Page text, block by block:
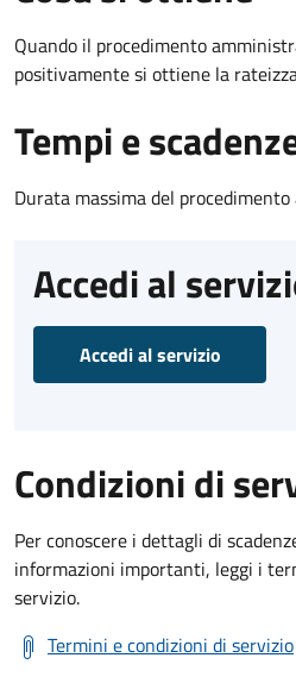
Quando il procedimento
positivamente si ottiene la
Tempi e
Durata massima del
Accedi al
Accedi al servizio
Condizioni di
Per conoscere i dettagli di
informazioni importanti, leggi i
servizio.
Termini e condizioni di servizio